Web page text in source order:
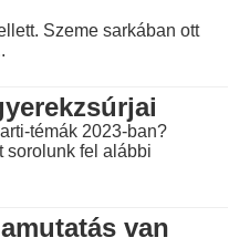
Szeme sarkában ott
témák 2023-ban?
sorolunk fel alábbi
van